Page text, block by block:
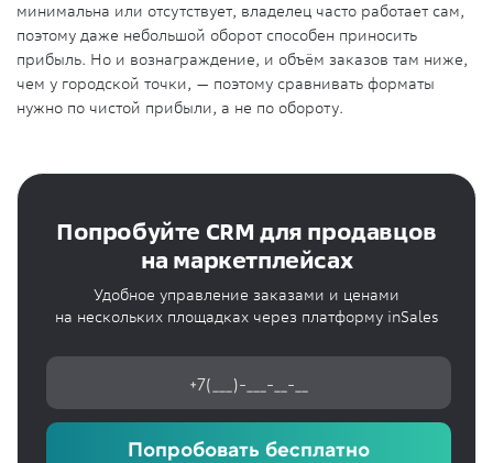
минимальна или отсутствует, владелец часто работает сам,
поэтому даже небольшой оборот способен приносить
прибыль. Но и вознаграждение, и объём заказов там ниже,
чем у городской точки, — поэтому сравнивать форматы
нужно по чистой прибыли, а не по обороту.
Попробуйте CRM для продавцов
на маркетплейсах
Удобное управление заказами и ценами
на нескольких площадках через платформу inSales
Попробовать бесплатно